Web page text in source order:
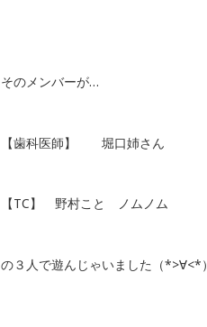
そのメンバーが…
【歯科医師】 堀口姉さん
【TC】 野村こと ノムノム
の３人で遊んじゃいました（*>∀<*）